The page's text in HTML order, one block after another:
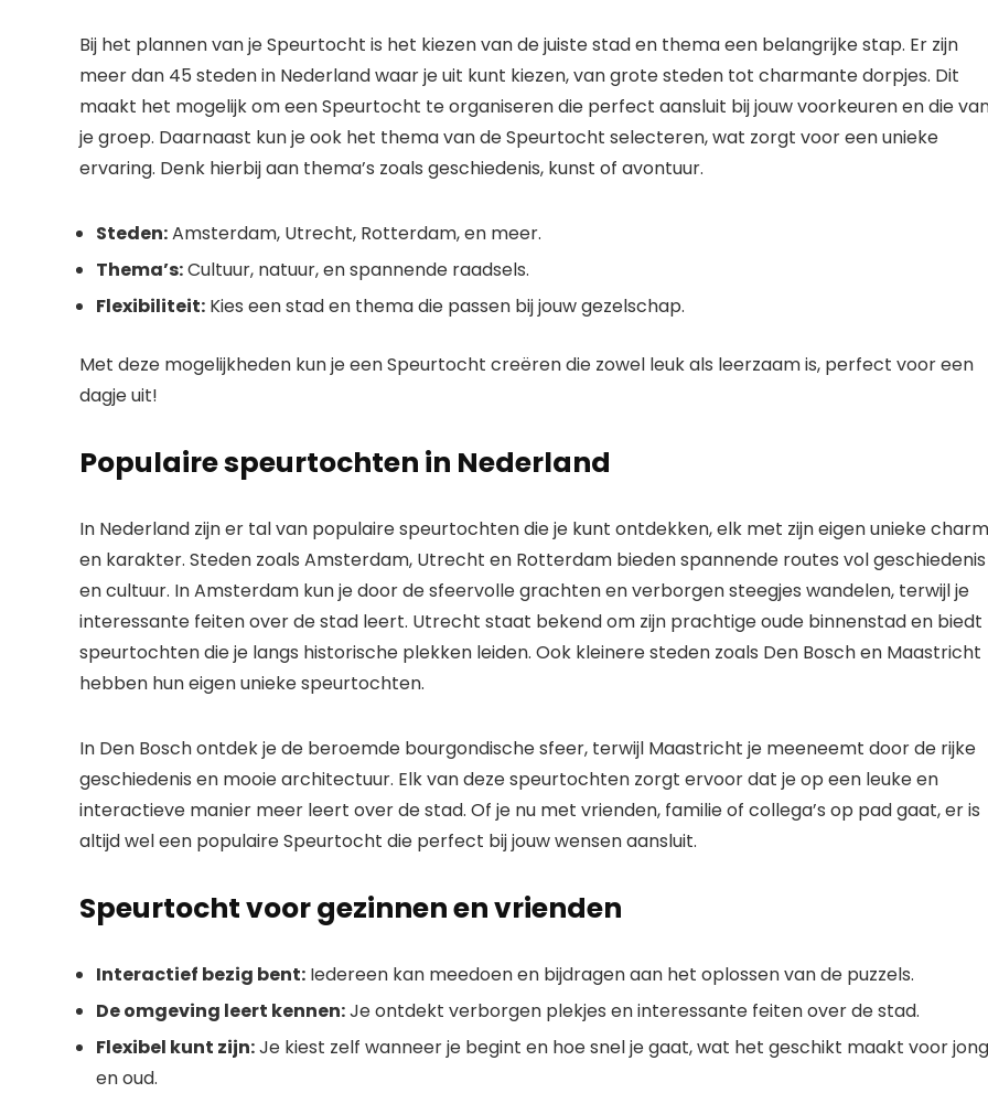
Bij het plannen van je Speurtocht is het kiezen van de juiste stad en thema een belangrijke stap. Er zijn
meer dan 45 steden in Nederland waar je uit kunt kiezen, van grote steden tot charmante dorpjes. Dit
maakt het mogelijk om een Speurtocht te organiseren die perfect aansluit bij jouw voorkeuren en die
je groep. Daarnaast kun je ook het thema van de Speurtocht selecteren, wat zorgt voor een unieke
ervaring. Denk hierbij aan thema’s zoals geschiedenis, kunst of avontuur.
Steden:Amsterdam, Utrecht, Rotterdam, en meer.
Thema’s:Cultuur, natuur, en spannende raadsels.
Flexibiliteit: Kies een stad en thema die passen bij jouw gezelschap.
Met deze mogelijkheden kun je een Speurtocht creëren die zowel leuk als leerzaam is, perfect voor een
dagje uit!
Populaire speurtochten in Nederland
In Nederland zijn er tal van populaire speurtochten die je kunt ontdekken, elk met zijn eigen unieke
en karakter. Steden zoals Amsterdam, Utrecht en Rotterdam bieden spannende routes vol geschiedenis
en cultuur. In Amsterdam kun je door de sfeervolle grachten en verborgen steegjes wandelen, terwijl je
interessante feiten over de stad leert. Utrecht staat bekend om zijn prachtige oude binnenstad en biedt
speurtochten die je langs historische plekken leiden. Ook kleinere steden zoals Den Bosch en Maastricht
hebben hun eigen unieke speurtochten.
In Den Bosch ontdek je de beroemde bourgondische sfeer, terwijl Maastricht je meeneemt door de rijke
geschiedenis en mooie architectuur. Elk van deze speurtochten zorgt ervoor dat je op een leuke en
interactieve manier meer leert over de stad. Of je nu met vrienden, familie of collega’s op pad gaat, er is
altijd wel een populaire Speurtocht die perfect bij jouw wensen aansluit.
Speurtocht voor gezinnen en vrienden
Interactief bezig bent: Iedereen kan meedoen en bijdragen aan het oplossen van de puzzels.
De omgeving leert kennen:Je ontdekt verborgen plekjes en interessante feiten over de stad.
Flexibel kunt zijn:Je kiest zelf wanneer je begint en hoe snel je gaat, wat het geschikt maakt voor jong
en oud.